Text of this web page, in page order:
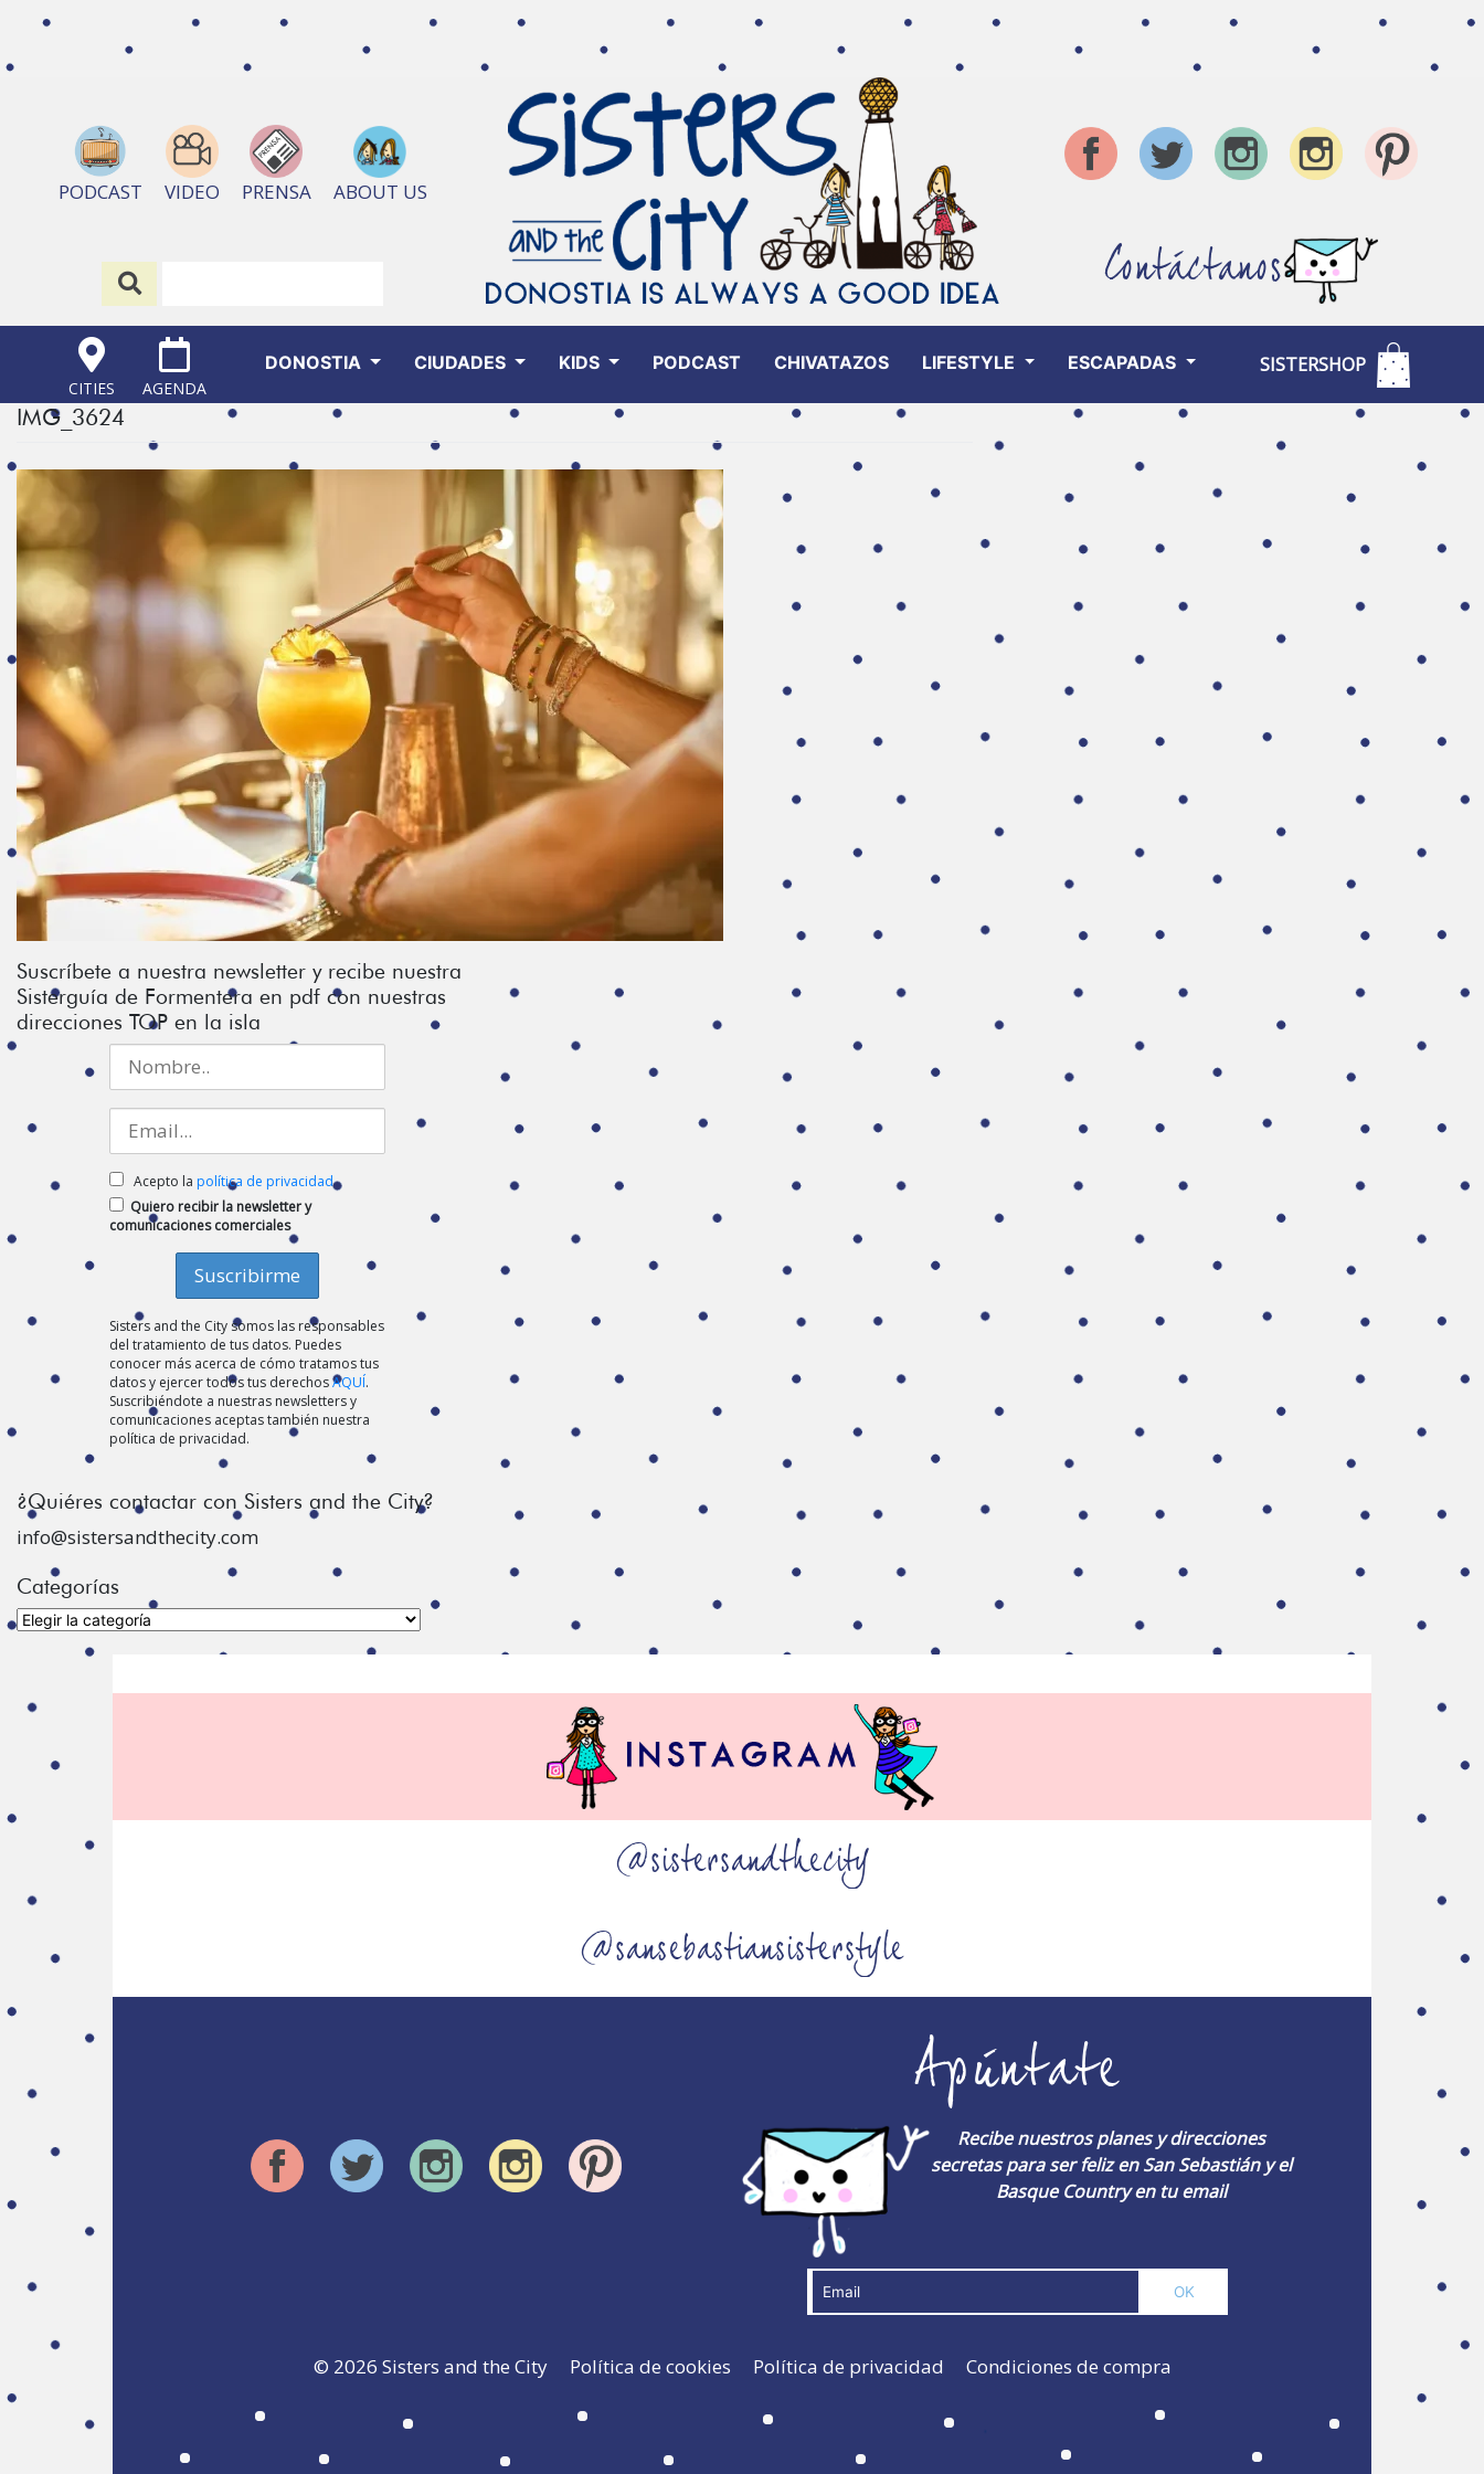
PODCAST VIDEO PRENSA ABOUT US
Contáctanos
CITIES AGENDA
DONOSTIA CIUDADES KIDS PODCAST CHIVATAZOS LIFESTYLE ESCAPADAS SISTERSHOP
IMG_3624
Suscríbete a nuestra newsletter y recibe nuestra
Sisterguía de Formentera en pdf con nuestras
direcciones TOP en la isla
Acepto la política de privacidad
Quiero recibir la newsletter y
comunicaciones comerciales
Sisters and the City somos las responsables
del tratamiento de tus datos. Puedes
conocer más acerca de cómo tratamos tus
datos y ejercer todos tus derechosAQUÍ.
Suscribiéndote a nuestras newsletters y
comunicaciones aceptas también nuestra
política de privacidad.
¿Quiéres contactar con Sisters and the City?
info@sistersandthecity.com
Categorías
Categorías
@sistersandthecity
@sansebastiansisterstyle
Apúntate
Recibe nuestros planes y direcciones
secretas para ser feliz en San Sebastián y el
Basque Country en tu email
© 2026 Sisters and the City Política de cookies Política de privacidad Condiciones de compra